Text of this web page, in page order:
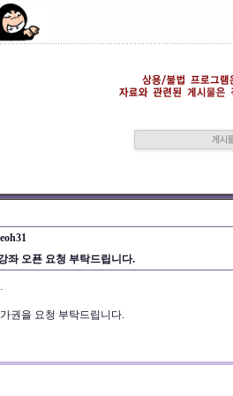
좌 오푠 요청 부탁드립니다.
권을 요청 부탁드립니다.